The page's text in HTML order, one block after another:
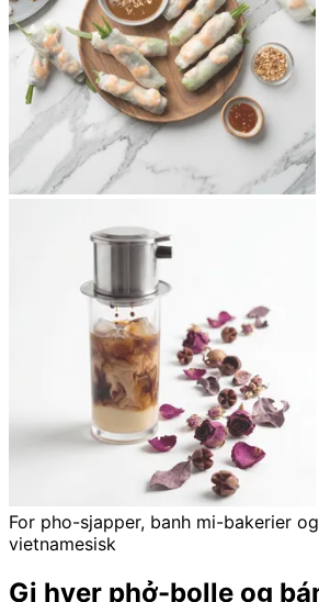
For pho-sjapper, banh mi-bakerier
vietnamesisk
Gi hver phở-bolle og